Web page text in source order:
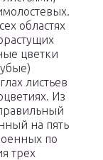
областях
цветки
листьев
Из
на пять
по
трех